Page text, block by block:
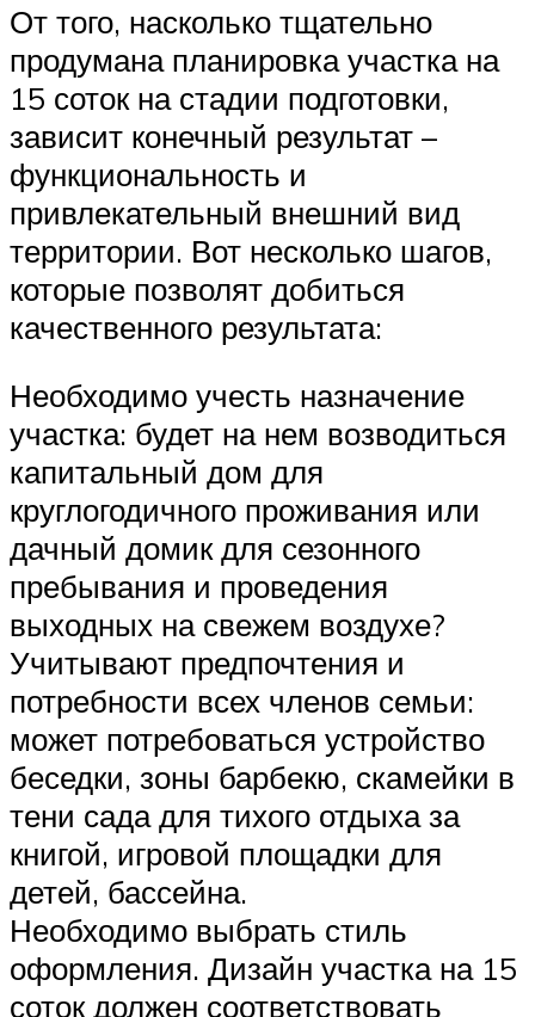
От того, насколько тщательно
продумана планировка участка на
15 соток на стадии подготовки,
зависит конечный результат –
функциональность и
привлекательный внешний вид
территории. Вот несколько шагов,
которые позволят добиться
качественного результата:
Необходимо учесть назначение
участка: будет на нем возводиться
капитальный дом для
круглогодичного проживания или
дачный домик для сезонного
пребывания и проведения
выходных на свежем воздухе?
Учитывают предпочтения и
потребности всех членов семьи:
может потребоваться устройство
беседки, зоны барбекю, скамейки в
тени сада для тихого отдыха за
книгой, игровой площадки для
детей, бассейна.
Необходимо выбрать стиль
оформления. Дизайн участка на 15
соток должен соответствовать